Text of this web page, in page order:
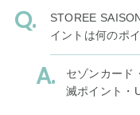
STOREE
イントは何のポ
セゾンカード
滅ポイント・